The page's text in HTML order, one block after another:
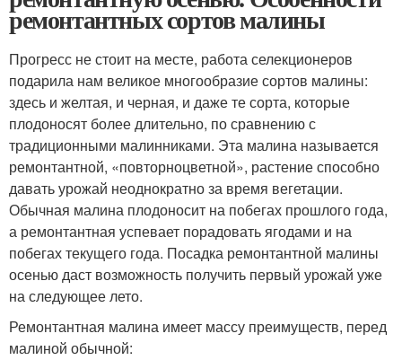
ремонтантных сортов малины
Прогресс не стоит на месте, работа селекционеров
подарила нам великое многообразие сортов малины:
здесь и желтая, и черная, и даже те сорта, которые
плодоносят более длительно, по сравнению с
традиционными малинниками. Эта малина называется
ремонтантной, «повторноцветной», растение способно
давать урожай неоднократно за время вегетации.
Обычная малина плодоносит на побегах прошлого года,
а ремонтантная успевает порадовать ягодами и на
побегах текущего года. Посадка ремонтантной малины
осенью даст возможность получить первый урожай уже
на следующее лето.
Ремонтантная малина имеет массу преимуществ, перед
малиной обычной: